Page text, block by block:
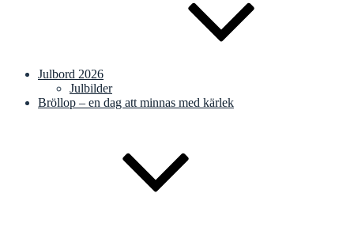
Julbord 2026
Julbilder
Bröllop – en dag att minnas med kärlek